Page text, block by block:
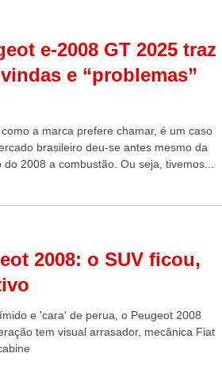
e-2008 GT 2025 traz
e “problemas”
a marca prefere chamar, é um caso
brasileiro deu-se antes mesmo da
2008 a combustão. Ou seja, tivemos...
2008: o SUV ficou,
e 'cara' de perua, o Peugeot 2008
tem visual arrasador, mecânica Fiat